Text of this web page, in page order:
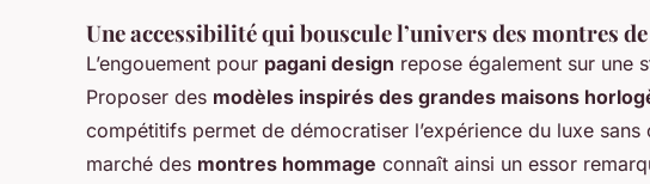
Une accessibilité qui bouscule l’univers des montres
L’engouement pour pagani design repose également sur une
Proposer des modèles inspirés des grandes maisons
compétitifs permet de démocratiser l’expérience du luxe
marché des montres hommage connaît ainsi un essor